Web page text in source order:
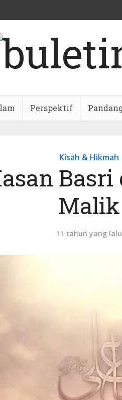
Perspektif
Kisah & Hikmah
Malik
11 tahun yang lalu